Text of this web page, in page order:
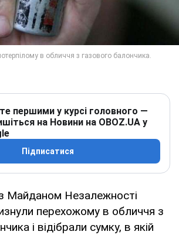
першими у курсі головного —
на Новини на OBOZ.UA у
Підписатися
Майданом Незалежності
перехожому в обличчя з
і відібрали сумку, в якій